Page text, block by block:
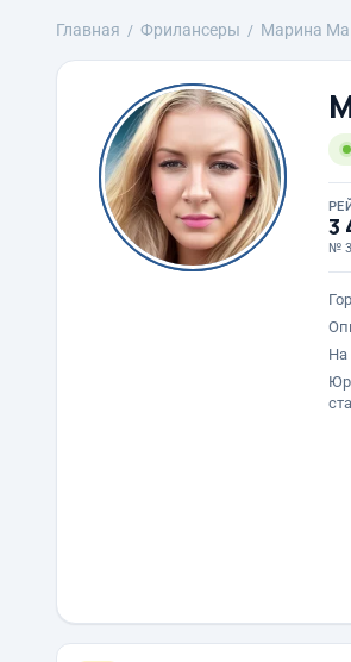
Главная Фрилансеры Марина
3
№
На